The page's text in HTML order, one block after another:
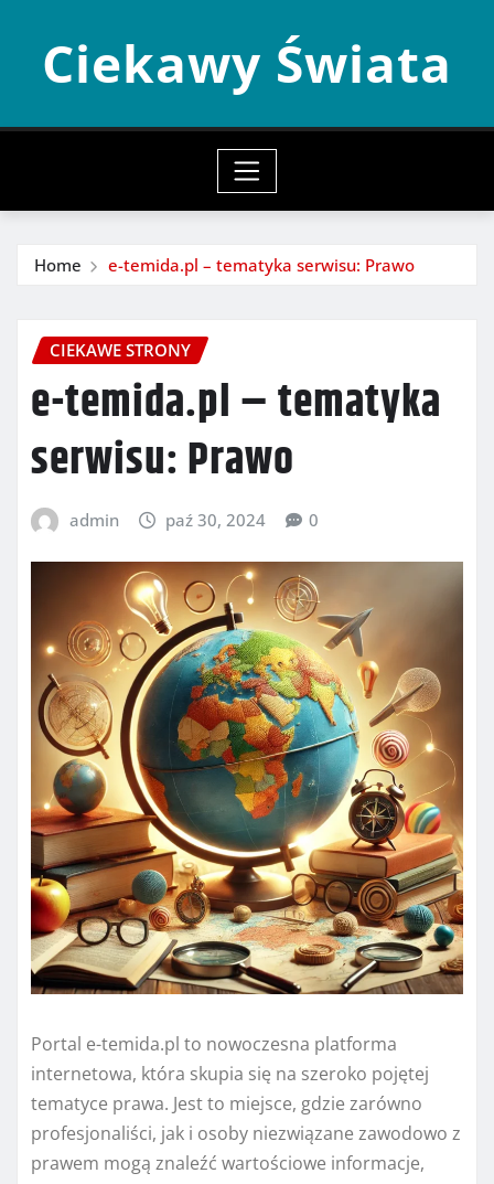
contentCiekawy Świata
Home e-temida.pl – tematyka serwisu: Prawo
CIEKAWE STRONY
e-temida.pl – tematyka
serwisu: Prawo
admin paź 30, 2024 0
Portal e-temida.pl to nowoczesna platforma
internetowa, która skupia się na szeroko pojętej
tematyce prawa. Jest to miejsce, gdzie zarówno
profesjonaliści, jak i osoby niezwiązane zawodowo z
prawem mogą znaleźć wartościowe informacje,